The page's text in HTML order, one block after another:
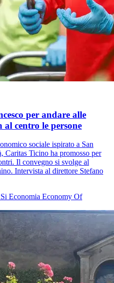
per andare alle
centro le persone
sociale ispirato a San
Caritas Ticino ha promosso per
Il convegno si svolge al
Intervista al direttore Stefano
Economia Economy Of